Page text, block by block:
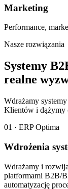
Marketing
Performance,
Nasze rozwiązania
Systemy
realne
Wdrażamy
Klientów i dążymy
01 · ERP Optima
Wdrożenia
Wdrażamy i
platformami B2B/
automatyzację